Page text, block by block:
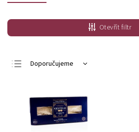
Otevřít filtr
Doporučujeme
Nejdražší
Nejprodávanější
Abecedně